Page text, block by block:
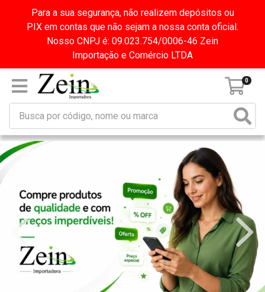
Para a sua segurança, não realizem depósitos ou
PIX em contas que não sejam a nossa conta oficial.
Nosso CNPJ é: 09.023.754/0006-46 Zein
Importação e Comércio LTDA
0